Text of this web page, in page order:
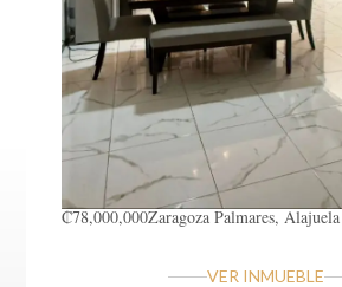
₡78,000,000ZaragozaPalmares, Alajuela
VER INMUEBLE